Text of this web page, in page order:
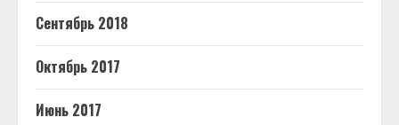
Сентябрь 2018
Октябрь 2017
Июнь 2017